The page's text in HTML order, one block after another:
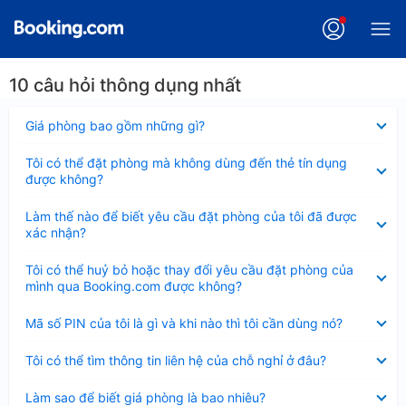
10 câu hỏi thông dụng nhất
Giá phòng bao gồm những gì?
thu
Tôi có thể đặt phòng mà không dùng đến thẻ tín dụng
được không?
thu
gọn
Làm thế nào để biết yêu cầu đặt phòng của tôi đã được
xác nhận?
thu
gọn
Tôi có thể huỷ bỏ hoặc thay đổi yêu cầu đặt phòng của
mình qua Booking.com được không?
thu
gọn
Mã số PIN của tôi là gì và khi nào thì tôi cần dùng nó?
thu
Tôi có thể tìm thông tin liên hệ của chỗ nghỉ ở đâu?
thu
Làm sao để biết giá phòng là bao nhiêu?
thu